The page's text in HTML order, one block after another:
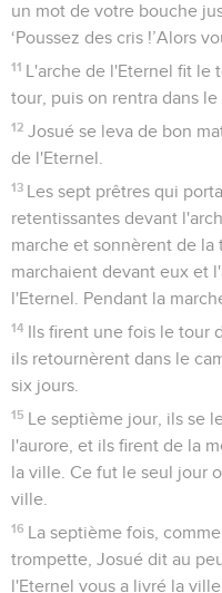
un mot de votre bouche
‘Poussez des cris !’Alors
11 L'arche de l'Eternel fit le
tour, puis on rentra dans le
12 Josué se leva de bon
de l'Eternel.
13 Les sept prêtres qui
retentissantes devant
marche et sonnèrent de
marchaient devant eux et
l'Eternel. Pendant la
14 Ils firent une fois le tour
ils retournèrent dans le
six jours.
15 Le septième jour, ils se
l'aurore, et ils firent de la
la ville. Ce fut le seul jour
ville.
16 La septième fois,
trompette, Josué dit au
l'Eternel vous a livré la ville